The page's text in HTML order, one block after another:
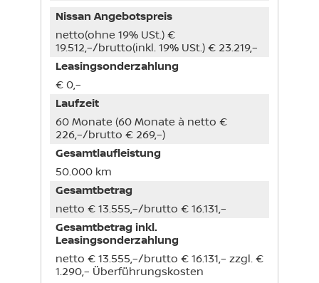
Nissan Angebotspreis
netto(ohne 19% USt.) €
19.512,–/brutto(inkl. 19% USt.) € 23.219,–
Leasingsonderzahlung
€ 0,–
Laufzeit
60 Monate (60 Monate à netto €
226,–/brutto € 269,–)
Gesamtlaufleistung
50.000 km
Gesamtbetrag
netto € 13.555,–/brutto € 16.131,–
Gesamtbetrag inkl.
Leasingsonderzahlung
netto € 13.555,–/brutto € 16.131,– zzgl. €
1.290,– Überführungskosten